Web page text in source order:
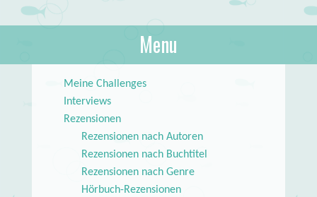
About Books
lilstar.de
Menu
Meine Challenges
Interviews
Rezensionen
Rezensionen nach Autoren
Rezensionen nach Buchtitel
Rezensionen nach Genre
Hörbuch-Rezensionen